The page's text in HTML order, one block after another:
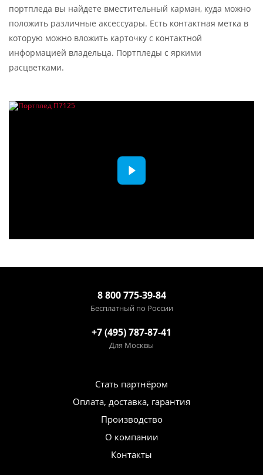
портпледа вы найдете вместительный карман, куда можно
положить различные аксессуары. Есть контактная метка в
которую можно вложить карточку с контактной
информацией владельца. Портпледы с яркими
расцветками.
8 800 775-39-84
Бесплатный по России
+7 (495) 787-87-41
Для Москвы
Стать партнёром
Оплата, доставка, гарантия
Производство
О компании
Контакты